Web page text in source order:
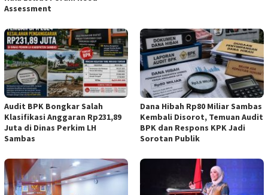
Assessment
Audit BPK Bongkar Salah
Klasifikasi Anggaran Rp231,89
Juta di Dinas Perkim LH
Sambas
Dana Hibah Rp80 Miliar Sambas
Kembali Disorot, Temuan Audit
BPK dan Respons KPK Jadi
Sorotan Publik